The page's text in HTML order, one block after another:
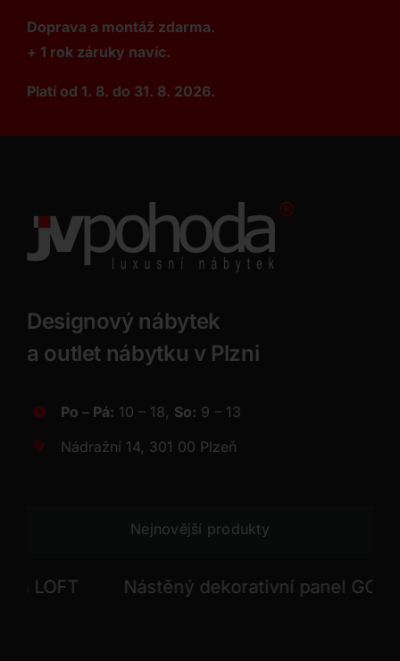
Doprava a montáž zdarma.
+ 1 rok záruky navíc.
Platí od 1. 8. do 31. 8. 2026.
Designový nábytek
a outlet nábytku v Plzni
Po – Pá: 10 – 18, So: 9 – 13
Nádražní 14, 301 00 Plzeň
Nejnovější produkty
Nástěný dekorativní panel GONG